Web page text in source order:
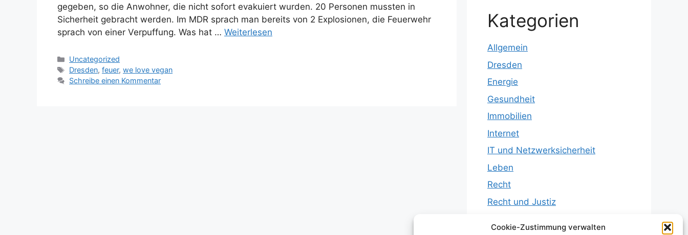
Cookie-Zustimmung verwalten
gegeben, so die Anwohner, die nicht sofort evakuiert wurden. 20 Personen mussten in
Sicherheit gebracht werden. Im MDR sprach man bereits von 2 Explosionen, die Feuerwehr
sprach von einer Verpuffung. Was hat … Weiterlesen
Kategorien
Uncategorized
Schlagwörter
Dresden,feuer,we love vegan
Schreibe einen Kommentar
Kategorien
Allgemein
Dresden
Energie
Gesundheit
Immobilien
Internet
IT und Netzwerksicherheit
Leben
Recht
Recht und Justiz